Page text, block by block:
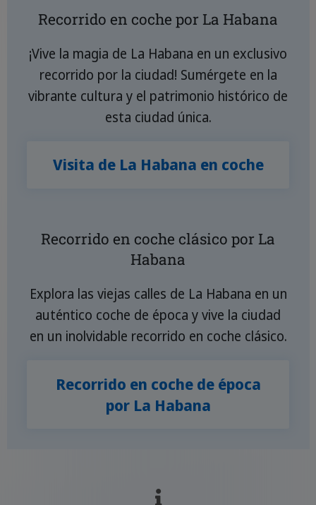
Recorrido en coche por La Habana
¡Vive la magia de La Habana en un exclusivo
recorrido por la ciudad! Sumérgete en la
vibrante cultura y el patrimonio histórico de
esta ciudad única.
Visita de La Habana en coche
Recorrido en coche clásico por La
Habana
Explora las viejas calles de La Habana en un
auténtico coche de época y vive la ciudad
en un inolvidable recorrido en coche clásico.
Recorrido en coche de época
por La Habana